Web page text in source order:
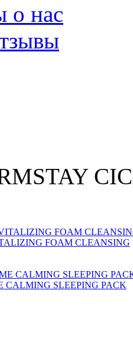
о нас
FOAM CLEANSING
CALMING SLEEPING PACK